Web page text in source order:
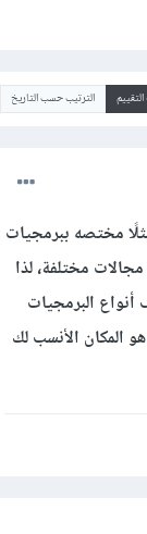
الترتيب حسب التاريخ
مختصه ببرمجيات
مختلفة، لذا
البرمجيات
المكان الأنسب لك